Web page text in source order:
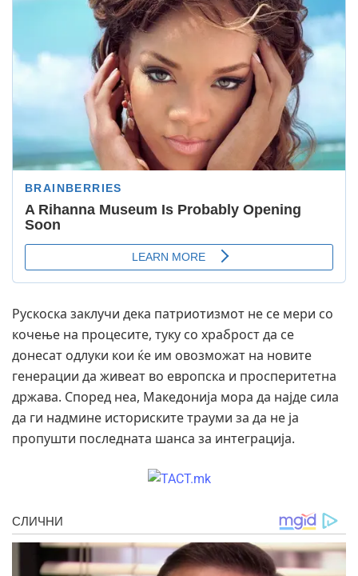
Рускоска заклучи дека патриотизмот не се мери со
кочење на процесите, туку со храброст да се
донесат одлуки кои ќе им овозможат на новите
генерации да живеат во европска и просперитетна
држава. Според неа, Македонија мора да најде сила
да ги надмине историските трауми за да не ја
пропушти последната шанса за интеграција.